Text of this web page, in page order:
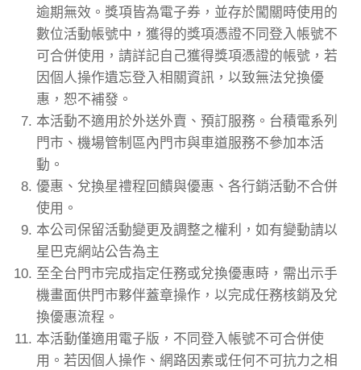
逾期無效。獎項皆為電子券，並存於闖關時使用的
數位活動帳號中，獲得的獎項憑證不同登入帳號不
可合併使用，請詳記自己獲得獎項憑證的帳號，若
因個人操作遺忘登入相關資訊，以致無法兌換優
惠，恕不補發。
本活動不適用於外送外賣、預訂服務。台積電系列
門市、機場管制區內門市與車道服務不參加本活
動。
優惠、兌換星禮程回饋與優惠、各行銷活動不合併
使用。
本公司保留活動變更及調整之權利，如有變動請以
星巴克網站公告為主
至全台門市完成指定任務或兌換優惠時，需出示手
機畫面供門市夥伴蓋章操作，以完成任務核銷及兌
換優惠流程。
本活動僅適用電子版，不同登入帳號不可合併使
用。若因個人操作、網路因素或任何不可抗力之相